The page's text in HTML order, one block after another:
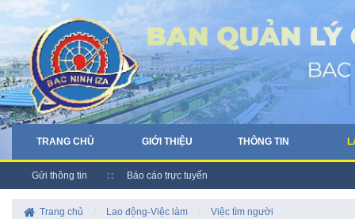
TRANG CHỦ GIỚI THIỆU THÔNG TIN
Gửi thông tin Báo cáo trực tuyến
Trang chủ Lao động-Việc làm Việc tìm người